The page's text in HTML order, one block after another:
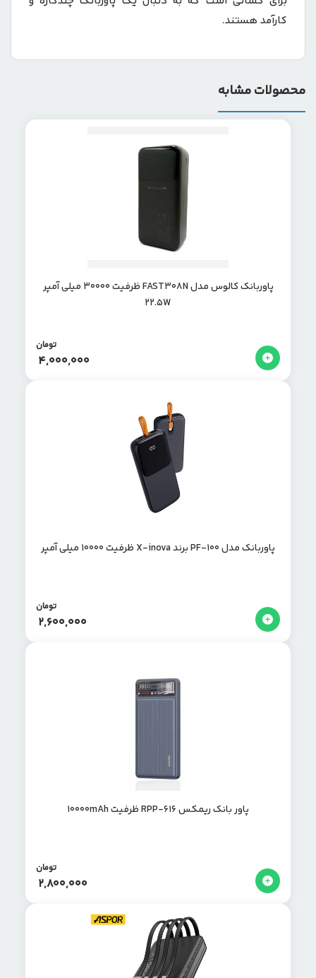
کارآمد هستند.
محصولات مشابه
پاوربانک کالوس مدل FAST308N ظرفیت 30000 میلی آمپر
22.5W
4,000,000
تومان
پاوربانک مدل PF-100 برند X-inova ظرفیت 10000 میلی آمپر
2,600,000
تومان
پاور بانک ریمکس RPP-616 ظرفیت 10000mAh
2,800,000
تومان